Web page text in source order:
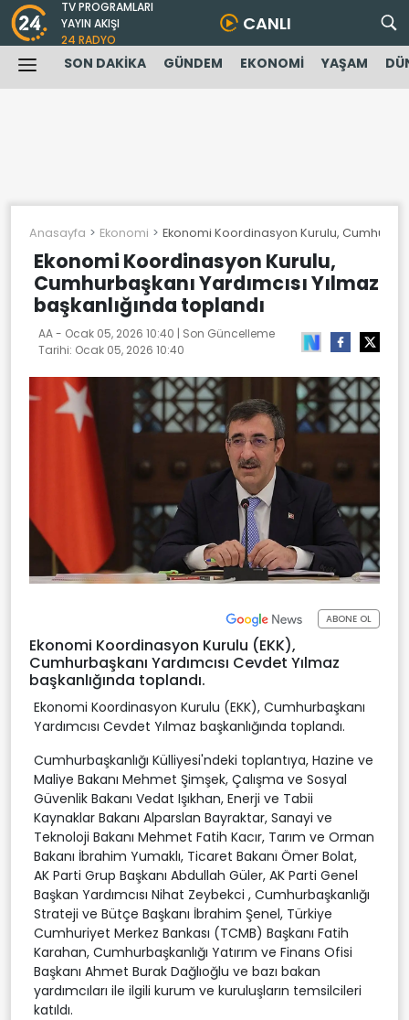
TV PROGRAMLARI
YAYIN AKIŞI
24 RADYO
CANLI
SON DAKİKA GÜNDEM EKONOMİ YAŞAM
Anasayfa Ekonomi Ekonomi Koordinasyon Kurulu,
Ekonomi Koordinasyon Kurulu,
Cumhurbaşkanı Yardımcısı Yılmaz
başkanlığında toplandı
AA - Ocak 05, 2026 10:40 | Son Güncelleme
Tarihi: Ocak 05, 2026 10:40
ABONE OL
Ekonomi Koordinasyon Kurulu (EKK),
Cumhurbaşkanı Yardımcısı Cevdet Yılmaz
başkanlığında toplandı.
Ekonomi Koordinasyon Kurulu (EKK), Cumhurbaşkanı
Yardımcısı Cevdet Yılmaz başkanlığında toplandı.
Cumhurbaşkanlığı Külliyesi'ndeki toplantıya, Hazine ve
Maliye Bakanı Mehmet Şimşek, Çalışma ve Sosyal
Güvenlik Bakanı Vedat Işıkhan, Enerji ve Tabii
Kaynaklar Bakanı Alparslan Bayraktar, Sanayi ve
Teknoloji Bakanı Mehmet Fatih Kacır, Tarım ve Orman
Bakanı İbrahim Yumaklı, Ticaret Bakanı Ömer Bolat,
AK Parti Grup Başkanı Abdullah Güler, AK Parti Genel
Başkan Yardımcısı Nihat Zeybekci , Cumhurbaşkanlığı
Strateji ve Bütçe Başkanı İbrahim Şenel, Türkiye
Cumhuriyet Merkez Bankası (TCMB) Başkanı Fatih
Karahan, Cumhurbaşkanlığı Yatırım ve Finans Ofisi
Başkanı Ahmet Burak Dağlıoğlu ve bazı bakan
yardımcıları ile ilgili kurum ve kuruluşların temsilcileri
katıldı.